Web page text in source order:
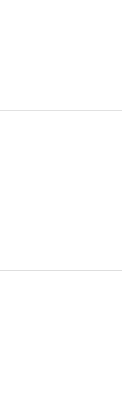
을 밝힌다. 또한 본
았으며, 動向分析
長과 김호경金融
둔 금융개혁
美·日政府의 保
추진되고 있음.
의 「美·日政府의 保
에 따른 신계약 감소
3영역 상호겸영 및
해지고 있다. 그러
이다.
는데 초점을 맞추
회사들도 자사 실
의해 작성되었다.